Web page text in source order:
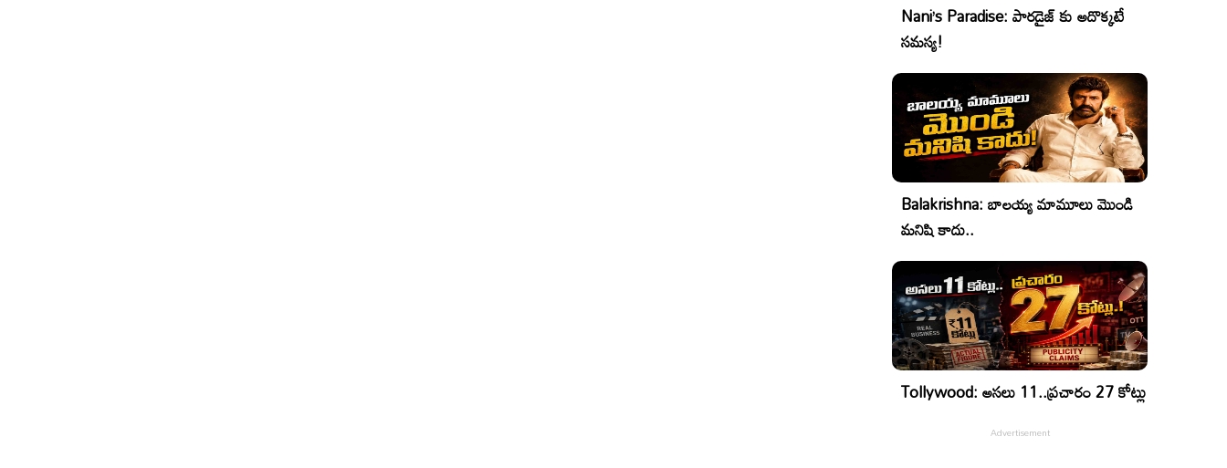
Nani’s Paradise: పారడైజ్ కు అదొక్కటే
సమస్య!
Balakrishna: బాలయ్య మామూలు మొండి
మనిషి కాదు..
Tollywood: అసలు 11..ప్రచారం 27 కోట్లు